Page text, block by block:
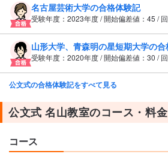
名古屋芸術大学の合格体験記
受験年度：2023年度 / 開始偏差値：45 /
山形大学、青森明の星短期大学の
受験年度：2020年度 / 開始偏差値：30 /
公文式の合格体験記をすべて見る
公文式 名山教室のコース・料金
コース